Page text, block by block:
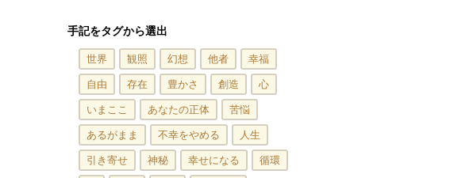
手記をタグから選出
世界 観照 幻想 他者
幸福
自由
存在 豊かさ 創造
心
いまここ
あなたの正体
苦悩
あるがまま
不幸をやめる
人生
引き寄せ
神秘 幸せになる 循環